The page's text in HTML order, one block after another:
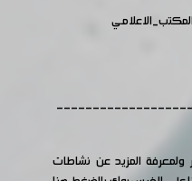
ولمعرفة المزيد عن نشاطات